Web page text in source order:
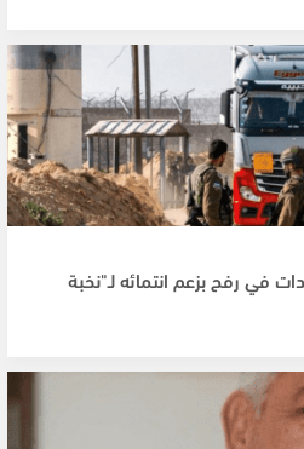
في رفح بزعم انتمائه لـ"نخبة